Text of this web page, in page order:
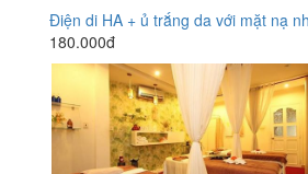
Điện di HA + ủ trắng da với mặt nạ
180.000đ